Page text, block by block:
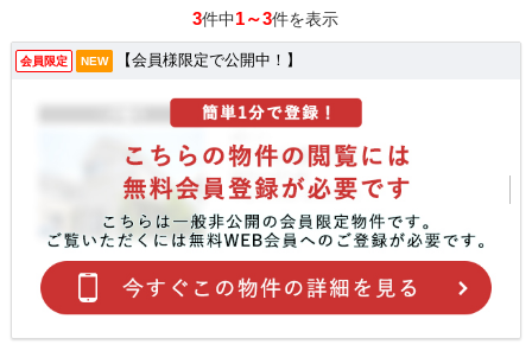
3件中1～3件を表示
会員限定 NEW 【会員様限定で公開中！】